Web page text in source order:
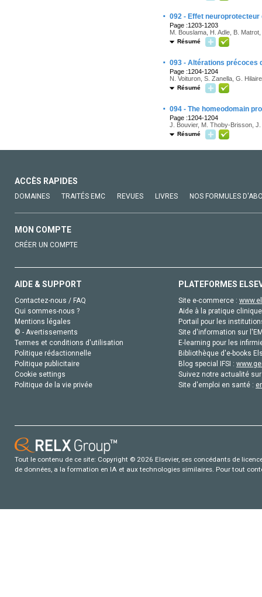
· 092 - Effet neuroprotecteur
Page :1203-1203
M. Bouslama, H. Adle, B.
Résumé
· 093 - Altérations précoces
Page :1204-1204
N. Voituron, S. Zanella, G. Hilaire
Résumé
· 094 - The homeodomain
Page :1204-1204
J. Bouvier, M. Thoby-Brisson,
Résumé
ACCÈS RAPIDES
DOMAINES TRAITÉS EMC REVUES LIVRES NOS FORMULES
MON COMPTE
CRÉER UN COMPTE
AIDE & SUPPORT
Contactez-nous / FAQ
Qui sommes-nous ?
Mentions légales
© - Avertissements
Termes et conditions d'utilisation
Politique rédactionnelle
Politique publicitaire
Cookie settings
Politique de la vie privée
PLATEFORMES
Site e-commerce :
Aide à la pratique
Portail pour les
Site d'information sur
E-learning pour les
Bibliothèque d'e-books
Blog special IFSI :
Suivez notre actualité
Site d'emploi en santé :
Tout le contenu de ce site: Copyright © 2026 Elsevier, ses concédants de
de données, a la formation en IA et aux technologies similaires. Pour tout